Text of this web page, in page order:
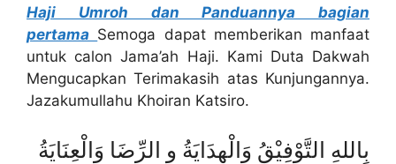
Haji Umroh dan Panduannya bagian
pertama Semoga dapat memberikan manfaat
untuk calon Jama’ah Haji. Kami Duta Dakwah
Mengucapkan Terimakasih atas Kunjungannya.
Jazakumullahu Khoiran Katsiro.
بِاللهِ التَّوْفِيْقُ وَالْهِدَايَةُ و الرِّضَا وَالْعِنَايَةُ